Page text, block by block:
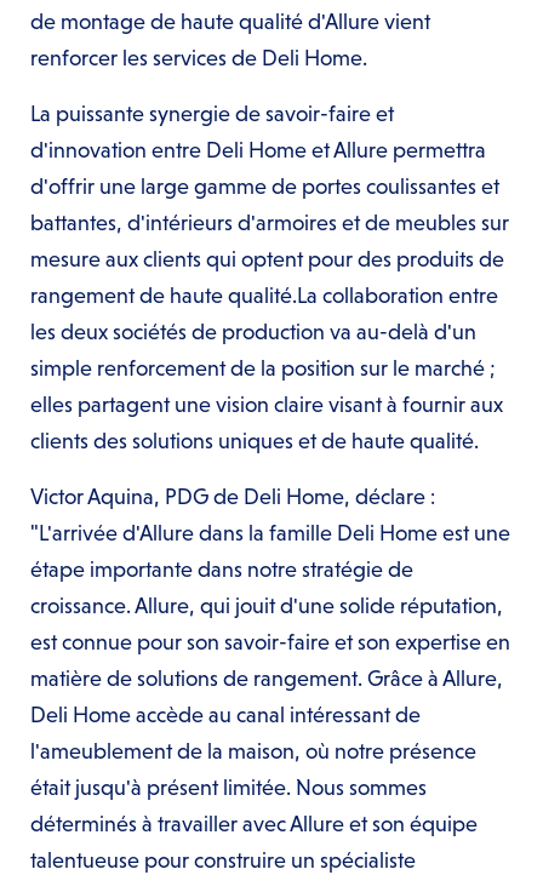
de montage de haute qualité d'Allure vient
renforcer les services de Deli Home.
La puissante synergie de savoir-faire et
d'innovation entre Deli Home et Allure permettra
d'offrir une large gamme de portes coulissantes et
battantes, d'intérieurs d'armoires et de meubles sur
mesure aux clients qui optent pour des produits de
rangement de haute qualité.La collaboration entre
les deux sociétés de production va au-delà d'un
simple renforcement de la position sur le marché ;
elles partagent une vision claire visant à fournir aux
clients des solutions uniques et de haute qualité.
Victor Aquina, PDG de Deli Home, déclare :
"L'arrivée d'Allure dans la famille Deli Home est une
étape importante dans notre stratégie de
croissance. Allure, qui jouit d'une solide réputation,
est connue pour son savoir-faire et son expertise en
matière de solutions de rangement. Grâce à Allure,
Deli Home accède au canal intéressant de
l'ameublement de la maison, où notre présence
était jusqu'à présent limitée. Nous sommes
déterminés à travailler avec Allure et son équipe
talentueuse pour construire un spécialiste